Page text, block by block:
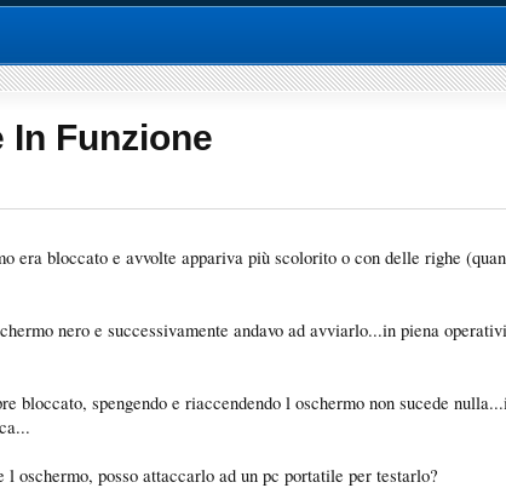
Funzione
bloccato e avvolte appariva più scolorito o con delle righe
nero e successivamente andavo ad avviarlo...in piena
spengendo e riaccendendo l oschermo non sucede
oschermo, posso attaccarlo ad un pc portatile per testarlo?